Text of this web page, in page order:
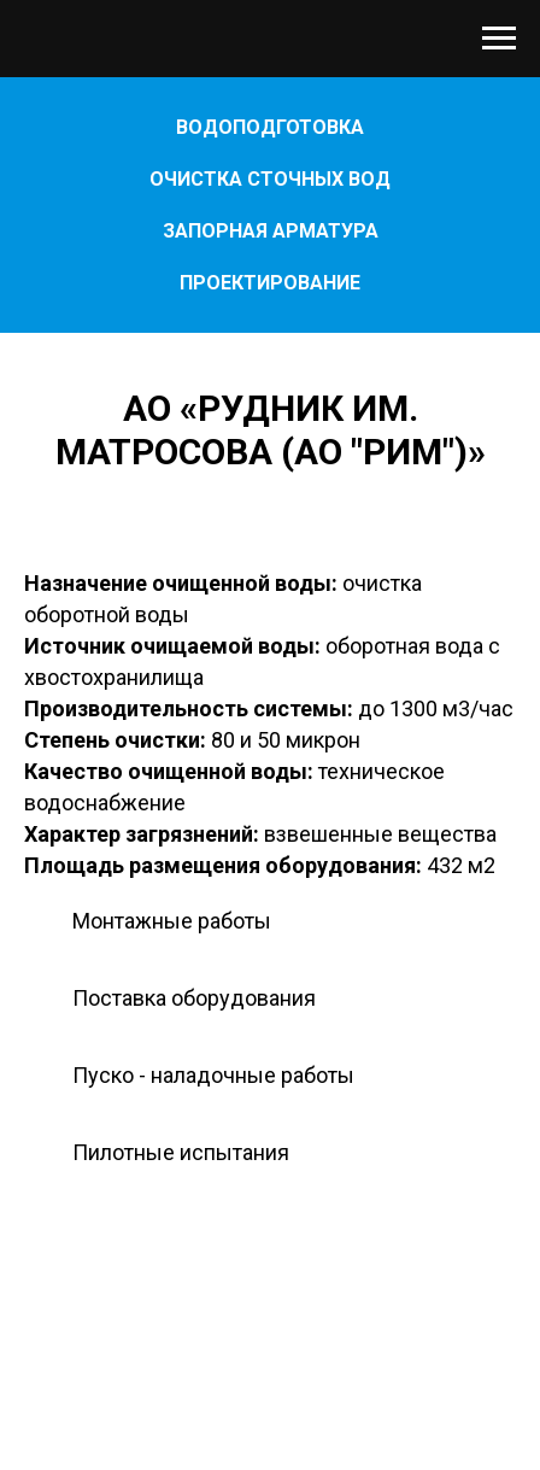
ВОДОПОДГОТОВКА
ОЧИСТКА СТОЧНЫХ ВОД
ЗАПОРНАЯ АРМАТУРА
ПРОЕКТИРОВАНИЕ
АО «РУДНИК ИМ.
МАТРОСОВА (АО "РИМ")»
Назначение очищенной воды: очистка
оборотной воды
Источник очищаемой воды: оборотная вода с
хвостохранилища
Производительность системы: до 1300 м3/час
Степень очистки: 80 и 50 микрон
Качество очищенной воды:техническое
водоснабжение
Характер загрязнений: взвешенные вещества
Площадь размещения оборудования: 432 м2
Монтажные работы
Поставка оборудования
Пуско - наладочные работы
Пилотные испытания